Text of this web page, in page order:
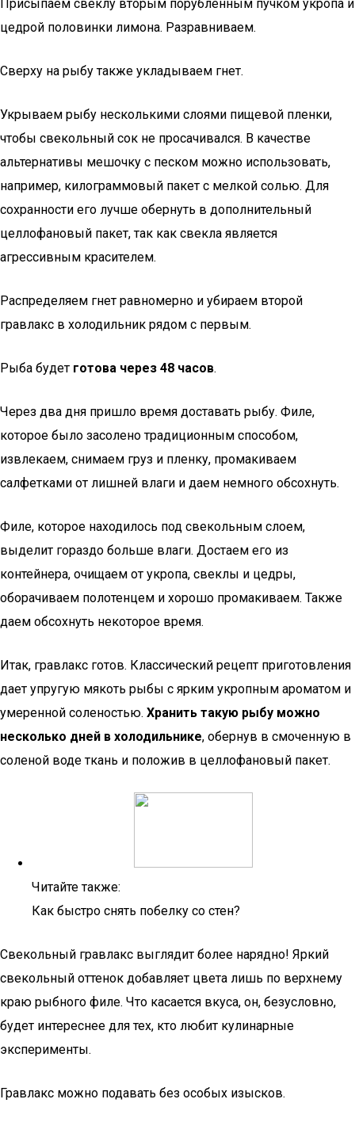
Присыпаем свеклу вторым порубленным пучком укропа и
цедрой половинки лимона. Разравниваем.
Сверху на рыбу также укладываем гнет.
Укрываем рыбу несколькими слоями пищевой пленки,
чтобы свекольный сок не просачивался. В качестве
альтернативы мешочку с песком можно использовать,
например, килограммовый пакет с мелкой солью. Для
сохранности его лучше обернуть в дополнительный
целлофановый пакет, так как свекла является
агрессивным красителем.
Распределяем гнет равномерно и убираем второй
гравлакс в холодильник рядом с первым.
Рыба будет готова через 48 часов.
Через два дня пришло время доставать рыбу. Филе,
которое было засолено традиционным способом,
извлекаем, снимаем груз и пленку, промакиваем
салфетками от лишней влаги и даем немного обсохнуть.
Филе, которое находилось под свекольным слоем,
выделит гораздо больше влаги. Достаем его из
контейнера, очищаем от укропа, свеклы и цедры,
оборачиваем полотенцем и хорошо промакиваем. Также
даем обсохнуть некоторое время.
Итак, гравлакс готов. Классический рецепт приготовления
дает упругую мякоть рыбы с ярким укропным ароматом и
умеренной соленостью. Хранить такую рыбу можно
несколько дней в холодильнике, обернув в смоченную в
соленой воде ткань и положив в целлофановый пакет.
Читайте также:
Как быстро снять побелку со стен?
Свекольный гравлакс выглядит более нарядно! Яркий
свекольный оттенок добавляет цвета лишь по верхнему
краю рыбного филе. Что касается вкуса, он, безусловно,
будет интереснее для тех, кто любит кулинарные
эксперименты.
Гравлакс можно подавать без особых изысков.